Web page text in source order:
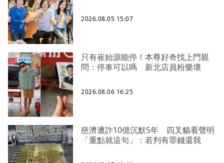
2026.08.05 15:07
只有崔始源能停！本尊好奇找上門親
問：停車可以嗎 新北店員粉樂壞
2026.08.06 16:25
慈濟遭詐10億沉默5年 四叉貓看聲明
「重點就這句」：若判有罪錢還我